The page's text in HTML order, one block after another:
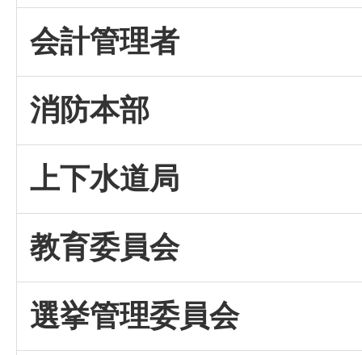
会計管理者
消防本部
上下水道局
教育委員会
選挙管理委員会